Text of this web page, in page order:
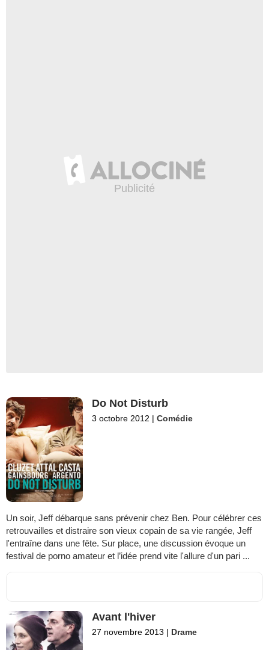
Do Not Disturb
3 octobre 2012 | Comédie
Un soir, Jeff débarque sans prévenir chez Ben. Pour célébrer ces
retrouvailles et distraire son vieux copain de sa vie rangée, Jeff
l'entraîne dans une fête. Sur place, une discussion évoque un
festival de porno amateur et l’idée prend vite l'allure d'un pari ...
Avant l'hiver
27 novembre 2013 | Drame